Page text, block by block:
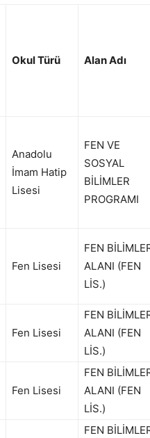
Okul Türü Alan Adı
Anadolu
İmam Hatip
Lisesi
FEN VE
SOSYAL
BİLİMLER
PROGRAMI
Fen Lisesi
FEN
ALANI (FEN
LİS.)
Fen Lisesi
FEN
ALANI (FEN
LİS.)
Fen Lisesi
FEN
ALANI (FEN
LİS.)
FEN